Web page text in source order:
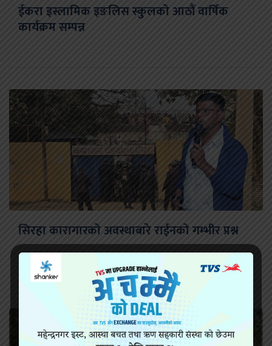
ईकरा इस्लामिक इङलिस स्कुलको आठौं वार्षिक
कार्यक्रम सम्पन्न
सिरहा कारागारको अवस्थाबारे राईनको गम्भीर प्रश्न